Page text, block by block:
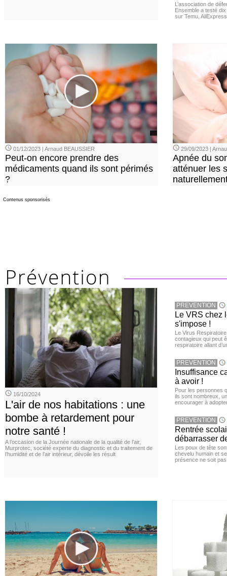
L’association de
Ensemble a testé
sur Temu,
01/12/2023 | Arnaud BEAUSSIER
Peut-on encore prendre des
médicaments quand ils sont périmés
?
29/09/2023 |
Apnée du
atténuer les
Contenus sponsorisés
16/10/2024
L'air de nos habitations : une
bombe à retardement pour
notre santé !
A l’occasion de la Journée nationale de la qualité de l’air,
Murprotec, société experte du diagnostic et du traitement de
l’humidité et de l’air intérieur, dévoile les résult
PREVENTION
Le VRS chez
s'impose !
Le Virus
contagieux qui peut
respiratoire allant
PREVENTION
Insuffisance
à avoir !
Pour les personnes
ils sont nombreux,
encourager à
PREVENTION
Rentrée
débarrasser
Les poux de tête
chevelu humain et
présence ne soit